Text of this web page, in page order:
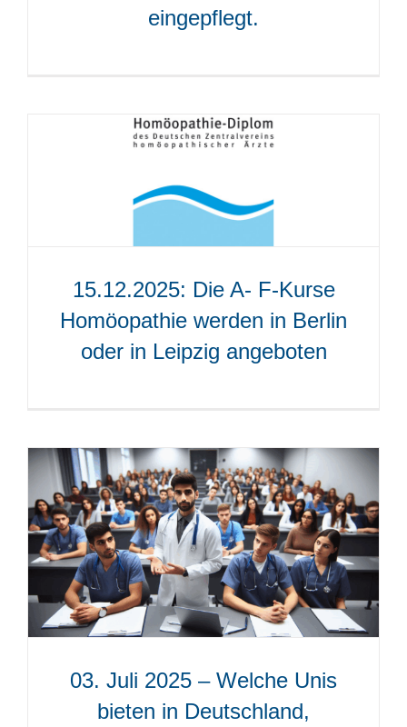
eingepflegt.
15.12.2025: Die A- F-Kurse
Homöopathie werden in Berlin
oder in Leipzig angeboten
03. Juli 2025 – Welche Unis
bieten in Deutschland,